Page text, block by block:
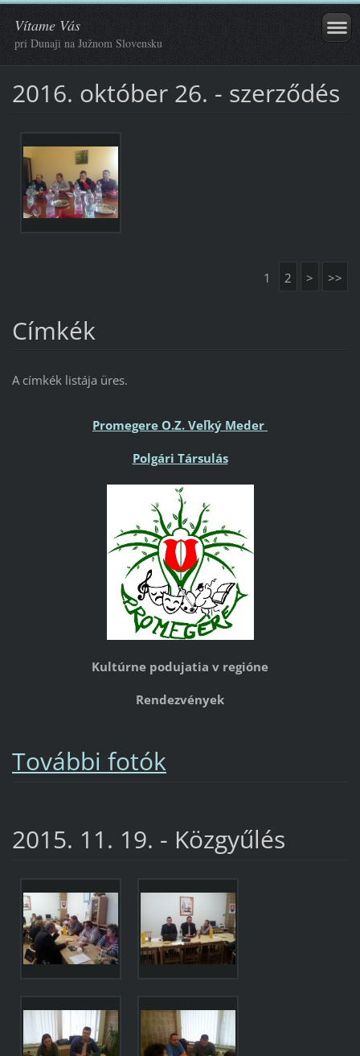
Vítame Vás
pri Dunaji na Južnom Slovensku
2016. október 26. - szerződés
1 2 > >>
Címkék
A címkék listája üres.
Promegere O.Z. Veľký Meder
Polgári Társulás
Kultúrne podujatia v regióne
Rendezvények
További fotók
2015. 11. 19. - Közgyűlés